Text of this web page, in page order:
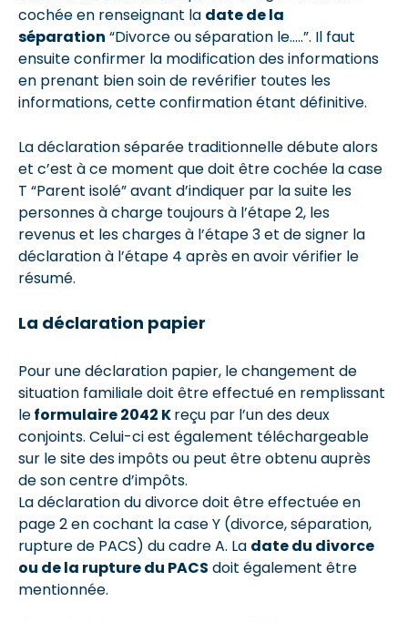
cochée en renseignant la date de la
séparation “Divorce ou séparation le…..”. Il faut
ensuite confirmer la modification des informations
en prenant bien soin de revérifier toutes les
informations, cette confirmation étant définitive.
La déclaration séparée traditionnelle débute alors
et c’est à ce moment que doit être cochée la case
T “Parent isolé” avant d’indiquer par la suite les
personnes à charge toujours à l’étape 2, les
revenus et les charges à l’étape 3 et de signer la
déclaration à l’étape 4 après en avoir vérifier le
résumé.
La déclaration papier
Pour une déclaration papier, le changement de
situation familiale doit être effectué en remplissant
leformulaire 2042 Kreçu par l’un des deux
conjoints. Celui-ci est également téléchargeable
sur le site des impôts ou peut être obtenu auprès
de son centre d’impôts.
La déclaration du divorce doit être effectuée en
page 2 en cochant la case Y (divorce, séparation,
rupture de PACS) du cadre A. La date du divorce
ou de la rupture du PACS doit également être
mentionnée.